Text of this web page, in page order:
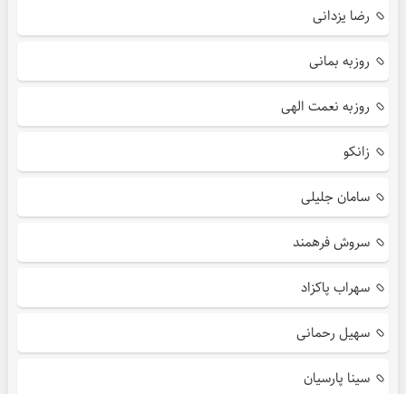
رضا یزدانی
روزبه بمانی
روزبه نعمت الهی
زانکو
سامان جلیلی
سروش فرهمند
سهراب پاکزاد
سهیل رحمانی
سینا پارسیان